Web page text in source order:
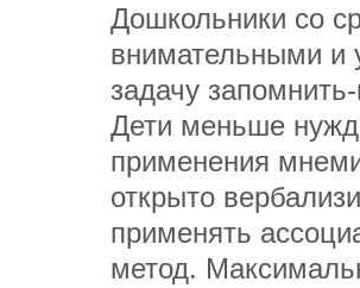
Дошкольники со
внимательными и
задачу
Дети меньше
применения
открыто
применять
метод.